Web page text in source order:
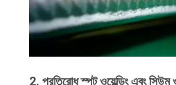
2. প্রতিরোধ স্পট ওয়েল্ডিং এবং সিউম